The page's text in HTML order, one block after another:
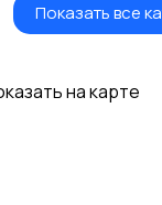
Показать все
на карте